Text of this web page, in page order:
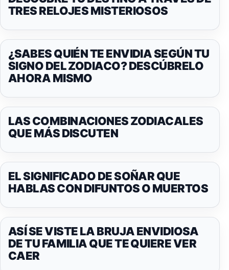
TRES RELOJES MISTERIOSOS
¿SABES QUIÉN TE ENVIDIA SEGÚN TU
SIGNO DEL ZODIACO? DESCÚBRELO
AHORA MISMO
LAS COMBINACIONES ZODIACALES
QUE MÁS DISCUTEN
EL SIGNIFICADO DE SOÑAR QUE
HABLAS CON DIFUNTOS O MUERTOS
ASÍ SE VISTE LA BRUJA ENVIDIOSA
DE TU FAMILIA QUE TE QUIERE VER
CAER